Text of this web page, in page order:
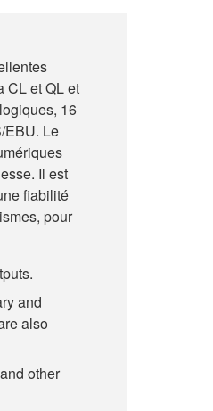
CL et QL et
16
EBU. Le
Il est
fiabilité
pour
and
also
other